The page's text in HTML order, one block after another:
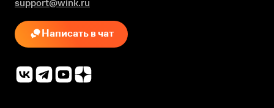
support@wink.ru
Написать в чат